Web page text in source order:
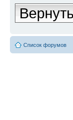
Список форумов